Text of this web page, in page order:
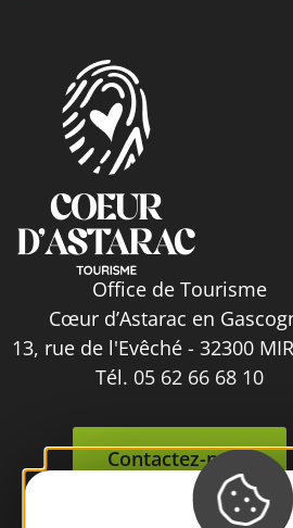
Office de Tourisme
Cœur d’Astarac en
13, rue de l'Evêché - 32300
Tél. 05 62 66 68 10
Contactez-nous